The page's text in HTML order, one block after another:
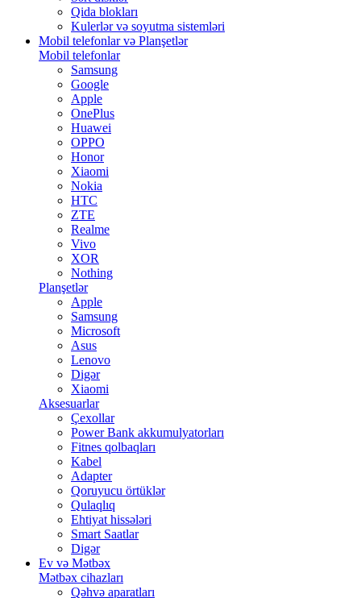
Qida blokları
Kulerlər və soyutma sistemləri
Mobil telefonlar və Planşetlər
Mobil telefonlar
Samsung
Google
Apple
OnePlus
Huawei
OPPO
Honor
Xiaomi
Nokia
HTC
ZTE
Realme
Vivo
XOR
Nothing
Planşetlər
Apple
Samsung
Microsoft
Asus
Lenovo
Digər
Xiaomi
Aksesuarlar
Çexollar
Power Bank akkumulyatorları
Fitnes qolbaqları
Kabel
Adapter
Qoruyucu örtüklər
Qulaqlıq
Ehtiyat hissələri
Smart Saatlar
Digər
Ev və Mətbəx
Mətbəx cihazları
Qəhvə aparatları